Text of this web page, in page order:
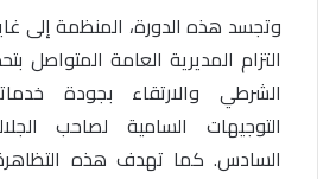
التزام المديرية العامة المتواصل
الشرطي والارتقاء بجودة
التوجيهات السامية لصاحب
السادس. كما تهدف هذه التظاهرة